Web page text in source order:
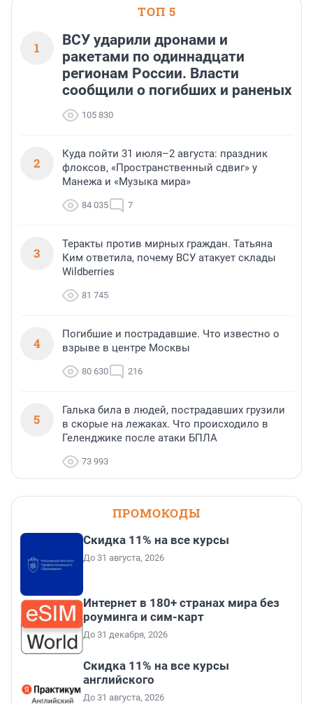
ТОП 5
1
ВСУ ударили дронами и
ракетами по одиннадцати
регионам России. Власти
сообщили о погибших и раненых
105 830
2
Куда пойти 31 июля–2 августа: праздник
флоксов, «Пространственный сдвиг» у
Манежа и «Музыка мира»
84 035 7
3
Теракты против мирных граждан. Татьяна
Ким ответила, почему ВСУ атакует склады
Wildberries
81 745
4
Погибшие и пострадавшие. Что известно о
взрыве в центре Москвы
80 630 216
5
Галька била в людей, пострадавших грузили
в скорые на лежаках. Что происходило в
Геленджике после атаки БПЛА
73 993
ПРОМОКОДЫ
Скидка 11% на все курсы
До 31 августа, 2026
Интернет в 180+ странах мира без
роуминга и сим-карт
До 31 декабря, 2026
Скидка 11% на все курсы
английского
До 31 августа, 2026